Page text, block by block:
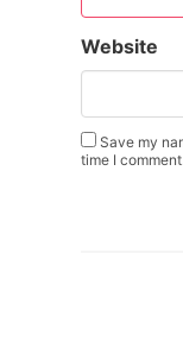
Website
Save my
time I